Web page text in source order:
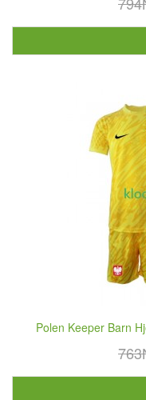
Polen Keeper Barn